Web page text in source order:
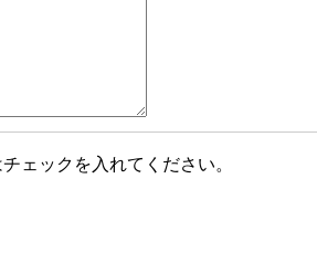
ェックを入れてください。